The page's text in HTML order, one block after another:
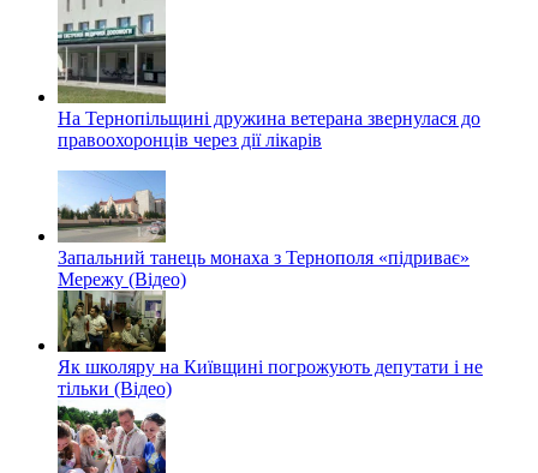
На Тернопільщині дружина ветерана звернулася до
правоохоронців через дії лікарів
Запальний танець монаха з Тернополя «підриває»
Мережу (Відео)
Як школяру на Київщині погрожують депутати і не
тільки (Відео)